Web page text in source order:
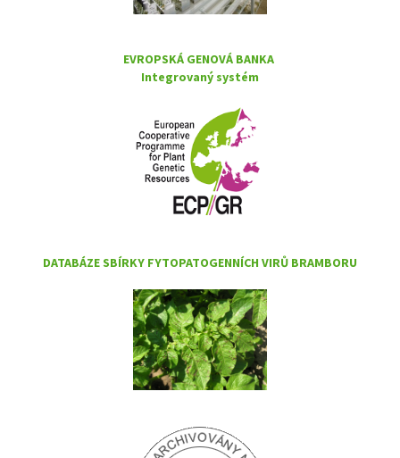
EVROPSKÁ GENOVÁ BANKA
Integrovaný systém
DATABÁZE SBÍRKY FYTOPATOGENNÍCH VIRŮ BRAMBORU